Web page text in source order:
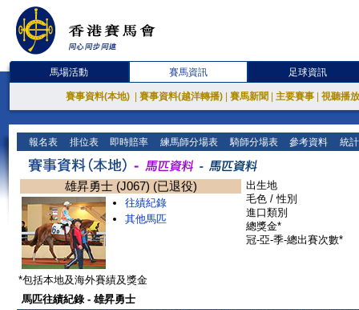
馬場活動 賽馬資訊 足球資訊
賽事資料(本地) 賽事資料(越洋轉播) 賽馬新聞 主要賽事 視聽播
報名表 排位表 即時賠率 練馬師分場表 騎師分場表 參考資料 統
雄昇勇士 (J067) (已退役)
往績紀錄
其他馬匹
出生地
毛色 / 性別
進口類別
總獎金*
冠-亞-季-總出賽次數*
*包括本地及海外賽績及獎金
馬匹往績紀錄 - 雄昇勇士